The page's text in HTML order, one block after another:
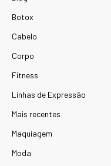
Botox
Cabelo
Corpo
Fitness
Linhas de Expressão
Mais recentes
Maquiagem
Moda